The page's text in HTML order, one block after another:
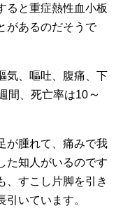
ると重症熱性血小板
があるのだそうで
気、嘔吐、腹痛、下
間、死亡率は10～
が腫れて、痛みで我
た知人がいるのです
、すこし片脚を引き
いています。